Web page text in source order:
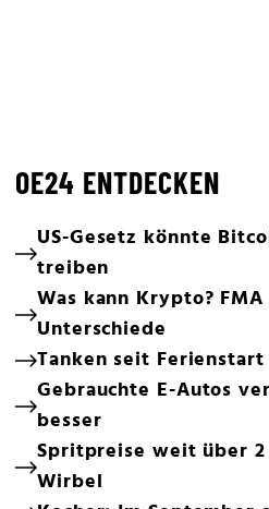
OE24 ENTDECKEN
US-Gesetz könnte
treiben
Was kann Krypto?
Unterschiede
Tanken seit
Gebrauchte E-Autos
besser
Spritpreise weit über
Wirbel